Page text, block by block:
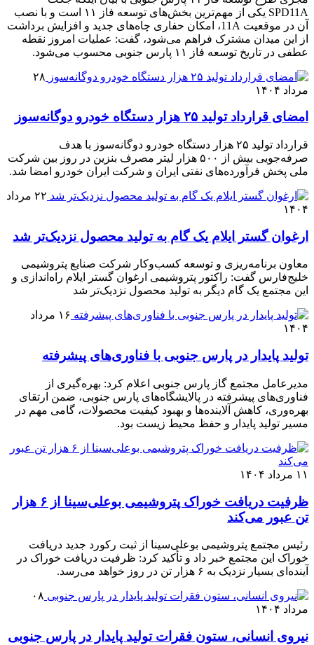
SPD11A یکی از مهم‌ترین بخش‌های توسعه فاز ۱۱ است و با نصب
آن در موقعیت 11A، امکان حفاری چاه‌های جدید و افزایش برداشت
از این میدان مشترک فراهم می‌شود، گفت: عملیات امروز نقطه
عطفی در تاریخ توسعه فاز ۱۱ پارس جنوبی محسوب می‌شود.
۲۸
مرداد ۱۴۰۴
امضای قرارداد تولید ۲۵ هزار دستگاه خودرو دوگانه‌سوز
قرارداد تولید ۲۵ هزار دستگاه خودرو دوگانه‌سوز با هدف
صرفه‌جویی بیش از ۵۰۰ هزار لیتر مصرف بنزین در روز بین شرکت
ملی پخش فرآورده‌های نفتی ایران و شرکت ایران خودرو امضا شد.
۲۲ مرداد
۱۴۰۴
ارغوان گستر ایلام یک گام به تولید محصول نزدیک‌تر شد
معاون برنامه‌ریزی و توسعه کسب‌وکار شرکت صنایع پتروشیمی
خلیج‌فارس گفت: راکتور پتروشیمی ارغوان گستر ایلام راه‌اندازی و
این مجتمع یک گام دیگر به تولید محصول نزدیک‌تر شد
۱۶ مرداد
۱۴۰۴
تولید پایدار در پارس جنوبی با فناوری‌های پیشرفته
مدیرعامل مجتمع گاز پارس جنوبی اعلام کرد: بهره‌گیری از
فناوری‌های پیشرفته در پالایشگاه‌های پارس جنوبی، ضمن ارتقای
بهره‌وری، کاهش آلاینده‌ها و بهبود کیفیت محصولات، گامی مهم در
مسیر تولید پایدار و حفظ محیط زیست بود.
۱۱ مرداد ۱۴۰۴
ظرفیت دریافت خوراک پتروشیمی بوعلی‌سینا از ۶ هزار
تن عبور می‌کند
رئیس مجتمع پتروشیمی بوعلی‌سینا از ثبت رکورد جدید دریافت
خوراک این مجتمع خبر داد و تأکید کرد: ظرفیت دریافت خوراک در
آینده‌ای بسیار نزدیک به ۶ هزار تن در روز خواهد می‌رسد.
۰۸
مرداد ۱۴۰۴
نیروی انسانی، ستون فقرات تولید پایدار در پارس جنوبی